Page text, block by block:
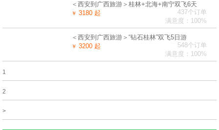
＜西安到广西旅游＞桂林+北海+南宁双飞6天
￥ 3180 起
437个订单
满意度：100%
＜西安到广西旅游＞“钻石桂林”双飞5日游
￥ 3200 起
548个订单
满意度：100%
1
2
>